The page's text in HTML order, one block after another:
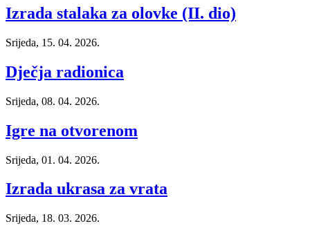
Izrada stalaka za olovke (II. dio)
Srijeda, 15. 04. 2026.
Dječja radionica
Srijeda, 08. 04. 2026.
Igre na otvorenom
Srijeda, 01. 04. 2026.
Izrada ukrasa za vrata
Srijeda, 18. 03. 2026.